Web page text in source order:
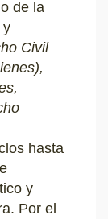
de la
y
Civil
hasta
y
Por el